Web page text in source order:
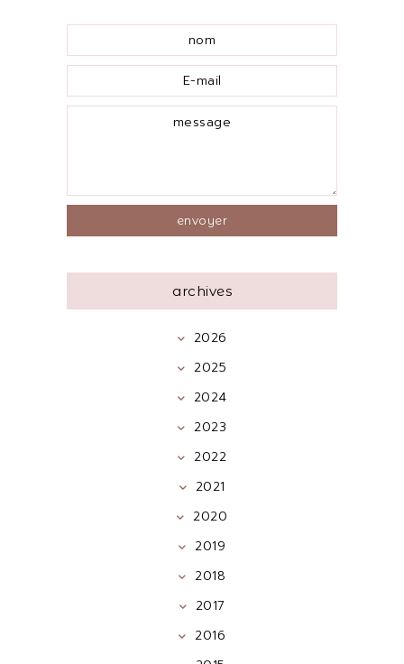
archives
2026
2025
2024
2023
2022
2021
2020
2019
2018
2017
2016